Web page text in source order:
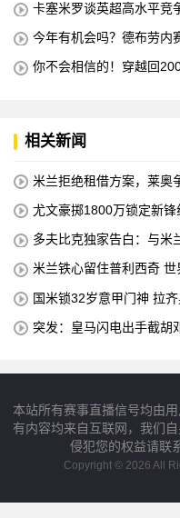
卡塞米罗谈英超高水平竞
今年有机会吗？德布劳内
你不会相信的！穿越回
相关新闻
米兰拒绝租借方案，莱奥
尤文豪掷1800万锁定新
多夫比克独家告白：与米
米兰铁心留住普利西奇
国米锁32岁意甲门神 拉
突发：皇马闪电出手截胡
本站所有赛事直播信号均由
有内容均来自互联网，我们
侵犯您的权益请联
Copyright © 2026 All